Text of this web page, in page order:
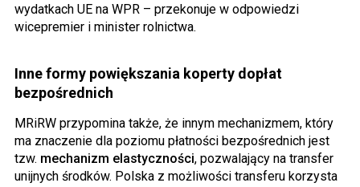
wydatkach UE na WPR – przekonuje w odpowiedzi
wicepremier i minister rolnictwa.
Inne formy powiększania koperty dopłat
bezpośrednich
MRiRW przypomina także, że innym mechanizmem, który
ma znaczenie dla poziomu płatności bezpośrednich jest
tzw. mechanizm elastyczności, pozwalający na transfer
unijnych środków. Polska z możliwości transferu korzysta